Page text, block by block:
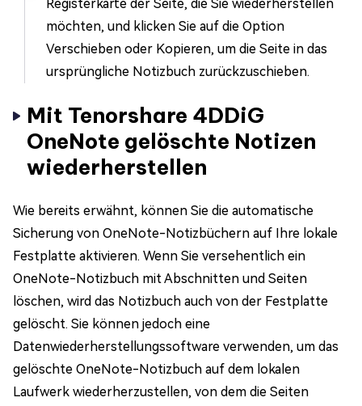
Registerkarte der Seite, die Sie wiederherstellen
möchten, und klicken Sie auf die Option
Verschieben oder Kopieren, um die Seite in das
ursprüngliche Notizbuch zurückzuschieben.
Mit Tenorshare 4DDiG
OneNote gelöschte Notizen
wiederherstellen
Wie bereits erwähnt, können Sie die automatische
Sicherung von OneNote-Notizbüchern auf Ihre lokale
Festplatte aktivieren. Wenn Sie versehentlich ein
OneNote-Notizbuch mit Abschnitten und Seiten
löschen, wird das Notizbuch auch von der Festplatte
gelöscht. Sie können jedoch eine
Datenwiederherstellungssoftware verwenden, um das
gelöschte OneNote-Notizbuch auf dem lokalen
Laufwerk wiederherzustellen, von dem die Seiten